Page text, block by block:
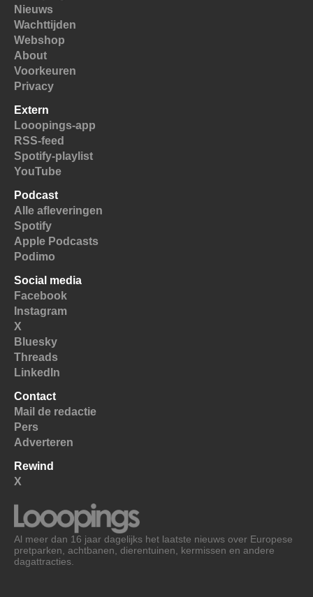
Nieuws
Wachttijden
Webshop
About
Voorkeuren
Privacy
Extern
Looopings-app
RSS-feed
Spotify-playlist
YouTube
Podcast
Alle afleveringen
Spotify
Apple Podcasts
Podimo
Social media
Facebook
Instagram
X
Bluesky
Threads
LinkedIn
Contact
Mail de redactie
Pers
Adverteren
Rewind
X
Al meer dan 16 jaar dagelijks het laatste nieuws over Europese
pretparken, achtbanen, dierentuinen, kermissen en andere
dagattracties.